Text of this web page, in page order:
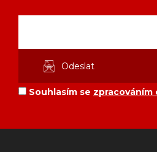
Souhlasím se zpracováním